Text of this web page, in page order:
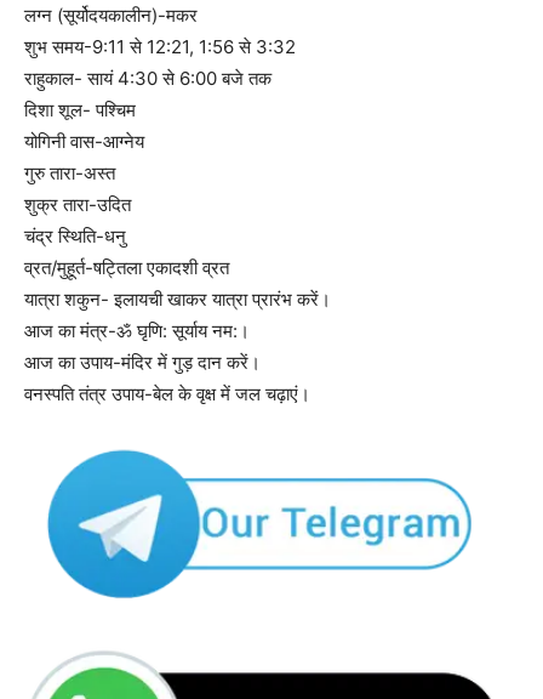
लग्न (सूर्योदयकालीन)-मकर
शुभ समय-9:11 से 12:21, 1:56 से 3:32
राहुकाल- सायं 4:30 से 6:00 बजे तक
दिशा शूल- पश्चिम
योगिनी वास-आग्नेय
गुरु तारा-अस्त
शुक्र तारा-उदित
चंद्र स्थिति-धनु
व्रत/मुहूर्त-षट्तिला एकादशी व्रत
यात्रा शकुन- इलायची खाकर यात्रा प्रारंभ करें।
आज का मंत्र-ॐ घृणि: सूर्याय नम:।
आज का उपाय-मंदिर में गुड़ दान करें।
वनस्पति तंत्र उपाय-बेल के वृक्ष में जल चढ़ाएं।